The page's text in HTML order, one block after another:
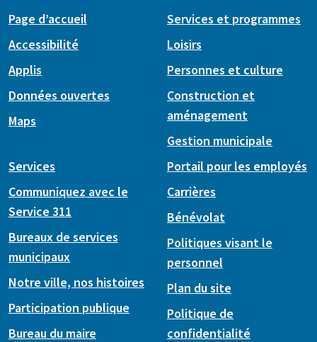
Page d’accueil
Accessibilité
Applis
Données ouvertes
Maps
Services et programmes
Loisirs
Personnes et culture
Construction et
aménagement
Gestion municipale
Services
Communiquez avec le
Service 311
Bureaux de services
municipaux
Notre ville, nos histoires
Participation publique
Bureau du maire
Portail pour les employés
Carrières
Bénévolat
Politiques visant le
personnel
Plan du site
Politique de
confidentialité